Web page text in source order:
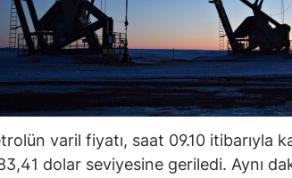
varil fiyatı, saat 09.10 itibarıyla
dolar seviyesine geriledi. Aynı